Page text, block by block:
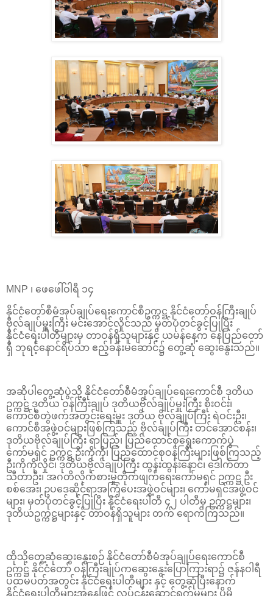
MNP ၊ ဖေဖေါ်ဝါရီ ၁၄
နိုင်ငံတော်စီမံအုပ်ချုပ်ရေးကောင်စီဥက္ကဋ္ဌ နိုင်ငံတော်ဝန်ကြီးချုပ်
ဗိုလ်ချုပ်မှူးကြီး မင်းအောင်လှိုင်သည် မှတ်ပုံတင်ခွင့်ပြုပြီး
နိုင်ငံရေးပါတီများမှ တာဝန်ရှိသူများနှင့် ယမန်နေ့က နေပြည်တော်
ရှိ ဘုရင့်နောင်ရိပ်သာ ဧည့်ခန်းမဆောင်၌ တွေ့ဆုံ ဆွေးနွေးသည်။
အဆိုပါတွေ့ဆုံပွဲသို့ နိုင်ငံတော်စီမံအုပ်ချုပ်ရေးကောင်စီ ဒုတိယ
ဥက္ကဋ္ဌ ဒုတိယ ဝန်ကြီးချုပ် ဒုတိယဗိုလ်ချုပ်မှူးကြီး စိုးဝင်း၊
ကောင်စီတွဲဖက်အတွင်းရေးမှူး ဒုတိယ ဗိုလ်ချုပ်ကြီး ရဲဝင်းဦး၊
ကောင်စီအဖွဲ့ဝင်များဖြစ်ကြသည့် ဗိုလ်ချုပ်ကြီး တင်အောင်စန်း၊
ဒုတိယဗိုလ်ချုပ်ကြီး ရာပြည့်၊ ပြည်ထောင်စုရွေးကောက်ပွဲ
ကော်မရှင် ဥက္ကဋ္ဌ ဦးကိုကို၊ ပြည်ထောင်စုဝန်ကြီးများဖြစ်ကြသည့်
ဦးကိုကိုလှိုင်၊ ဒုတိယဗိုလ်ချုပ်ကြီး ထွန်းထွန်းနောင်၊ ဒေါက်တာ
သီတာဦး၊ အဂတိလိုက်စားမှုတိုက်ဖျက်ရေးကော်မရှင် ဥက္ကဋ္ဌ ဦး
စစ်အေး၊ ဥပဒေဆိုင်ရာအကြံပေးအဖွဲ့ဝင်များ၊ ကော်မရှင်အဖွဲ့ဝင်
များ၊ မှတ်ပုံတင်ခွင့်ပြုပြီး နိုင်ငံရေးပါတီ ၄၂ ပါတီမှ ဥက္ကဋ္ဌများ၊
ဒုတိယဥက္ကဋ္ဌများနှင့် တာဝန်ရှိသူများ တက် ရောက်ကြသည်။
ထိုသို့တွေ့ဆုံဆွေးနွေးစဉ် နိုင်ငံတော်စီမံအုပ်ချုပ်ရေးကောင်စီ
ဥက္ကဋ္ဌ နိုင်ငံတော် ဝန်ကြီးချုပ်ကဆွေးနွေးပြောကြားရာ၌ ဇန်နဝါရီ
ပထမပတ်အတွင်း နိုင်ငံရေးပါတီများ နှင့် တွေ့ဆုံပြီးနောက်
နိုင်ငံရေးပါတီများအနေဖြင့် လုပ်ငန်းဆောင်ရွက်မှုများ ပိုမို